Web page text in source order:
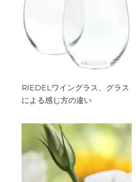
RIEDELワイングラス、グラス
による感じ方の違い